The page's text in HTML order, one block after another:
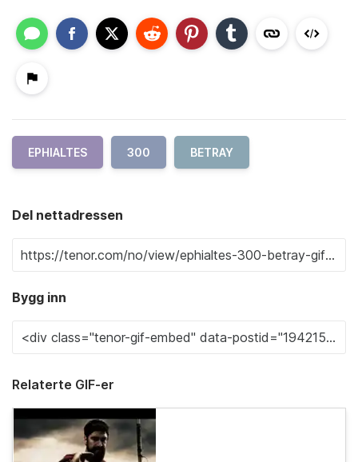
EPHIALTES 300 BETRAY
Del nettadressen
Bygg inn
Relaterte GIF-er